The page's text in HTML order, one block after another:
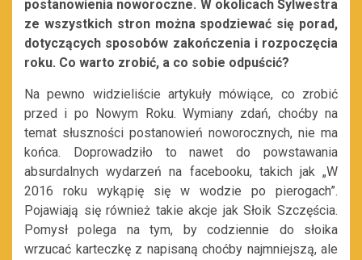
postanowienia noworoczne. W okolicach Sylwestra
ze wszystkich stron można spodziewać się porad,
dotyczących sposobów zakończenia i rozpoczęcia
roku. Co warto zrobić, a co sobie odpuścić?
Na pewno widzieliście artykuły mówiące, co zrobić
przed i po Nowym Roku. Wymiany zdań, choćby na
temat słuszności postanowień noworocznych, nie ma
końca. Doprowadziło to nawet do powstawania
absurdalnych wydarzeń na facebooku, takich jak „W
2016 roku wykąpię się w wodzie po pierogach”.
Pojawiają się również takie akcje jak Słoik Szczęścia.
Pomysł polega na tym, by codziennie do słoika
wrzucać karteczkę z napisaną choćby najmniejszą, ale